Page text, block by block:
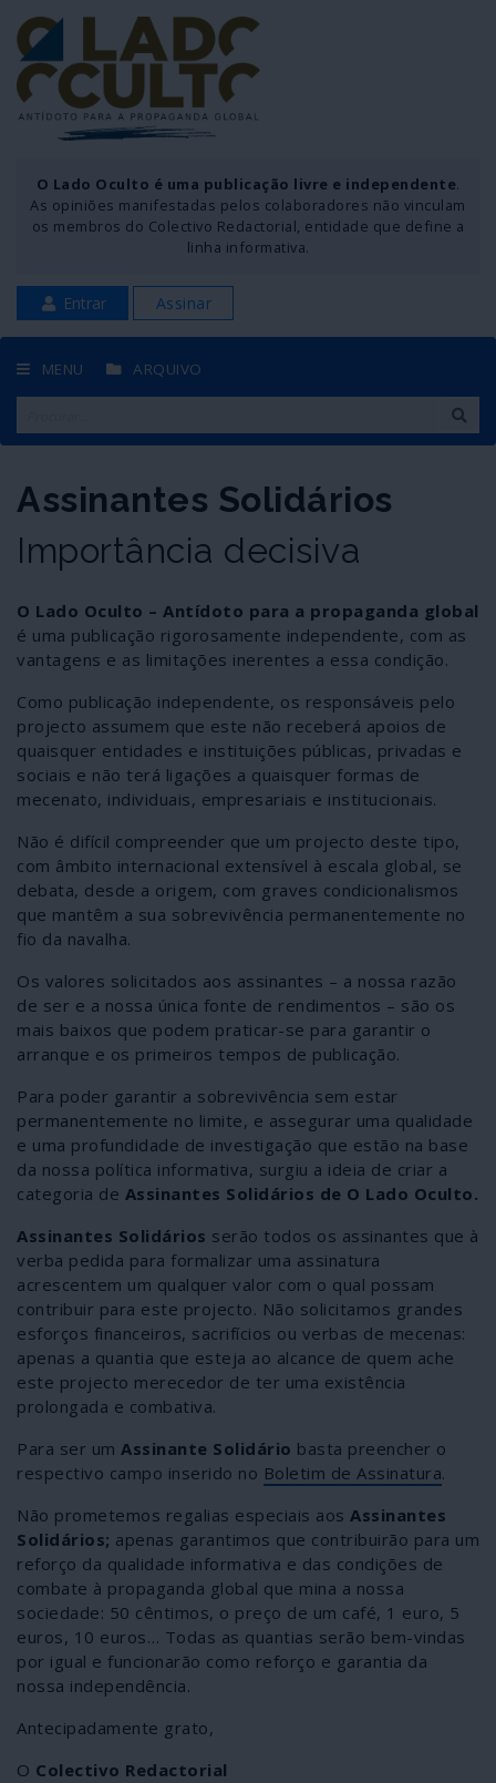
O Lado Oculto é uma publicação livre e independente.
As opiniões manifestadas pelos colaboradores não vinculam
os membros do Colectivo Redactorial, entidade que define a
linha informativa.
Entrar Assinar
MENU ARQUIVO
Assinantes Solidários
Importância decisiva
O Lado Oculto – Antídoto para a propaganda global
é uma publicação rigorosamente independente, com as
vantagens e as limitações inerentes a essa condição.
Como publicação independente, os responsáveis pelo
projecto assumem que este não receberá apoios de
quaisquer entidades e instituições públicas, privadas e
sociais e não terá ligações a quaisquer formas de
mecenato, individuais, empresariais e institucionais.
Não é difícil compreender que um projecto deste tipo,
com âmbito internacional extensível à escala global, se
debata, desde a origem, com graves condicionalismos
que mantêm a sua sobrevivência permanentemente no
fio da navalha.
Os valores solicitados aos assinantes – a nossa razão
de ser e a nossa única fonte de rendimentos – são os
mais baixos que podem praticar-se para garantir o
arranque e os primeiros tempos de publicação.
Para poder garantir a sobrevivência sem estar
permanentemente no limite, e assegurar uma qualidade
e uma profundidade de investigação que estão na base
da nossa política informativa, surgiu a ideia de criar a
categoria de Assinantes Solidários de O Lado Oculto.
Assinantes Solidários serão todos os assinantes que à
verba pedida para formalizar uma assinatura
acrescentem um qualquer valor com o qual possam
contribuir para este projecto. Não solicitamos grandes
esforços financeiros, sacrifícios ou verbas de mecenas:
apenas a quantia que esteja ao alcance de quem ache
este projecto merecedor de ter uma existência
prolongada e combativa.
Para ser um Assinante Solidário basta preencher o
respectivo campo inserido no Boletim de Assinatura.
Não prometemos regalias especiais aos Assinantes
Solidários; apenas garantimos que contribuirão para um
reforço da qualidade informativa e das condições de
combate à propaganda global que mina a nossa
sociedade: 50 cêntimos, o preço de um café, 1 euro, 5
euros, 10 euros… Todas as quantias serão bem-vindas
por igual e funcionarão como reforço e garantia da
nossa independência.
Antecipadamente grato,
O Colectivo Redactorial